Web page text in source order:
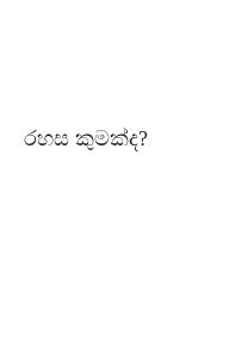
රහස කුමක්ද?